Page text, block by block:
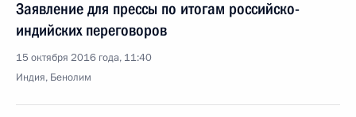
Заявление для прессы по итогам российско-
индийских переговоров
15 октября 2016 года, 11:40
Индия, Бенолим